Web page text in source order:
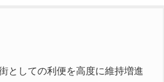
としての利便を高度に維持増進